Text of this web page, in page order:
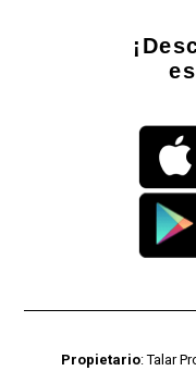
Propietario: Talar